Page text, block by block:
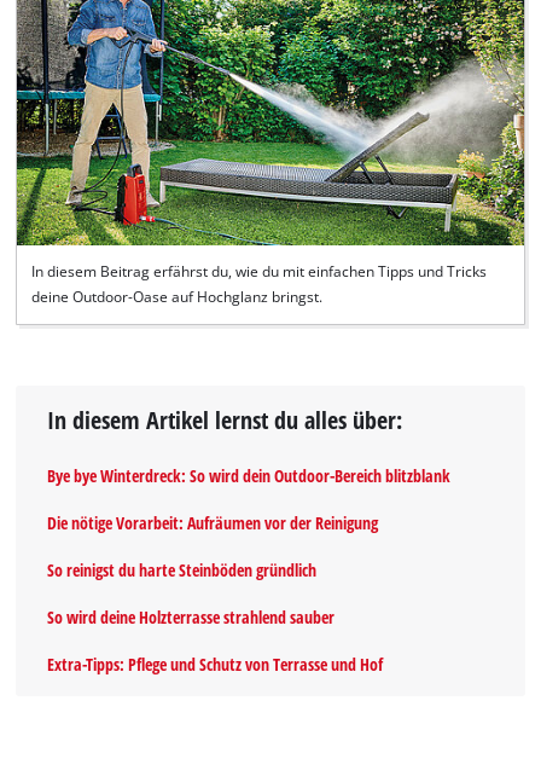
In diesem Beitrag erfährst du, wie du mit einfachen Tipps und Tricks
deine Outdoor-Oase auf Hochglanz bringst.
In diesem Artikel lernst du alles über:
Bye bye Winterdreck: So wird dein Outdoor-Bereich blitzblank
Die nötige Vorarbeit: Aufräumen vor der Reinigung
So reinigst du harte Steinböden gründlich
So wird deine Holzterrasse strahlend sauber
Extra-Tipps: Pflege und Schutz von Terrasse und Hof